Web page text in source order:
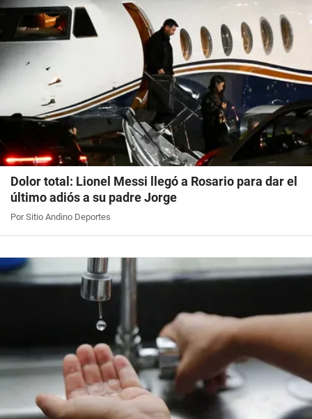
Dolor total: Lionel Messi llegó a Rosario para dar el
último adiós a su padre Jorge
Por Sitio Andino Deportes